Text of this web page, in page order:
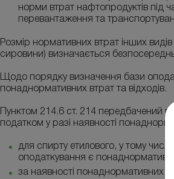
норми втрат нафтопродуктів під
перевантаження та
Розмір нормативних втрат інших
сировини) визначається
Щодо порядку визначення бази
понаднормативних втрат та відходів.
Пунктом 214.6 ст. 214 передбачений
податком у разі наявності
для спирту етилового, у тому
оподаткування є понаднормативно
за наявності понаднормативних